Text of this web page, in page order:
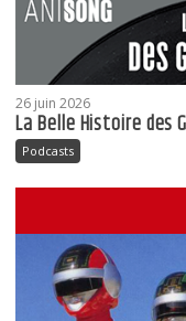
26 juin 2026
La Belle Histoire des
Podcasts